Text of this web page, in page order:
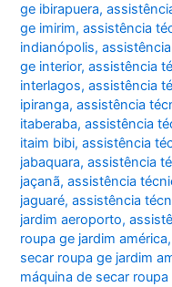
ge ibirapuera,
ge imirim,assistência
indianópolis,
ge interior,assistência
interlagos,assistência
ipiranga,assistência
itaberaba,assistência
itaim bibi,assistência
jabaquara,assistência
jaçanã,assistência
jaguaré,assistência
jardim aeroporto,
roupa ge jardim américa
secar roupa ge jardim
máquina de secar